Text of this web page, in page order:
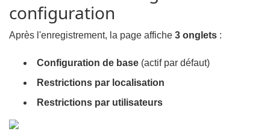
configuration
Après l'enregistrement, la page affiche 3 onglets :
Configuration de base (actif par défaut)
Restrictions par localisation
Restrictions par utilisateurs